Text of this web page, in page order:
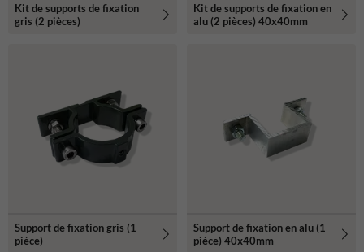
Kit de supports de fixation
gris (2 pièces)
Kit de supports de fixation en
alu (2 pièces) 40x40mm
Support de fixation gris (1
pièce)
Support de fixation en alu (1
pièce) 40x40mm